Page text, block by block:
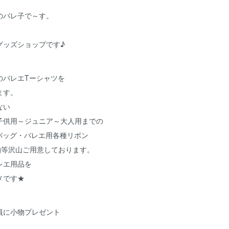
レ子で～す。
ッズショップです♪
バレエTーシャツを
。
い
用～ジュニア～大人用までの
グ・バレエ用各種リボン
沢山ご用意しております。
エ用品を
です★
小物プレゼント